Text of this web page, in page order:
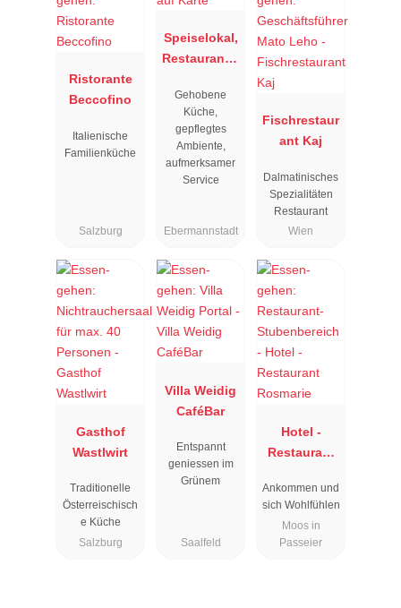
Ristorante
Beccofino
Italienische
Familienküche
Salzburg
Speiselokal,
Restaurant "
"
Gehobene
Küche,
gepflegtes
Ambiente,
aufmerksamer
Service
Ebermannstadt
Fischrestaur
ant Kaj
Dalmatinisches
Spezialitäten
Restaurant
Wien
Gasthof
Wastlwirt
Traditionelle
Österreischisch
e Küche
Salzburg
Villa Weidig
CaféBar
Entspannt
geniessen im
Grünem
Saalfeld
Hotel -
Restaurant
Ankommen und
sich Wohlfühlen
Moos in
Passeier